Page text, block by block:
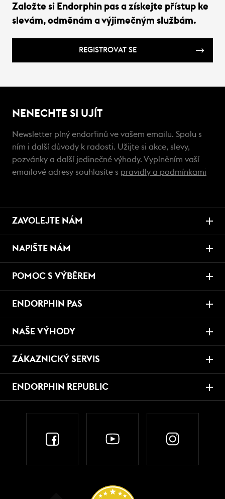
Založte si Endorphin pas a získejte přístup ke
slevám, odměnám a výjimečným službám.
REGISTROVAT SE
NENECHTE SI UJÍT
Newsletter plný endorfinů ve vašem emailu. Spolu s
ním i další důvody k radosti. Užijte si akce, slevy,
pozvánky a další jedinečné výhody. Vyplněním vaší
emailové adresy souhlasíte s pravidly a podmínkami
ZAVOLEJTE NÁM
NAPIŠTE NÁM
POMOC S VÝBĚREM
ENDORPHIN PAS
NAŠE VÝHODY
ZÁKAZNICKÝ SERVIS
ENDORPHIN REPUBLIC